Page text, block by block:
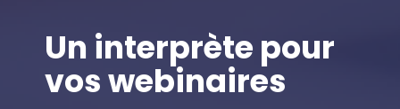
Un interprète pour
vos webinaires